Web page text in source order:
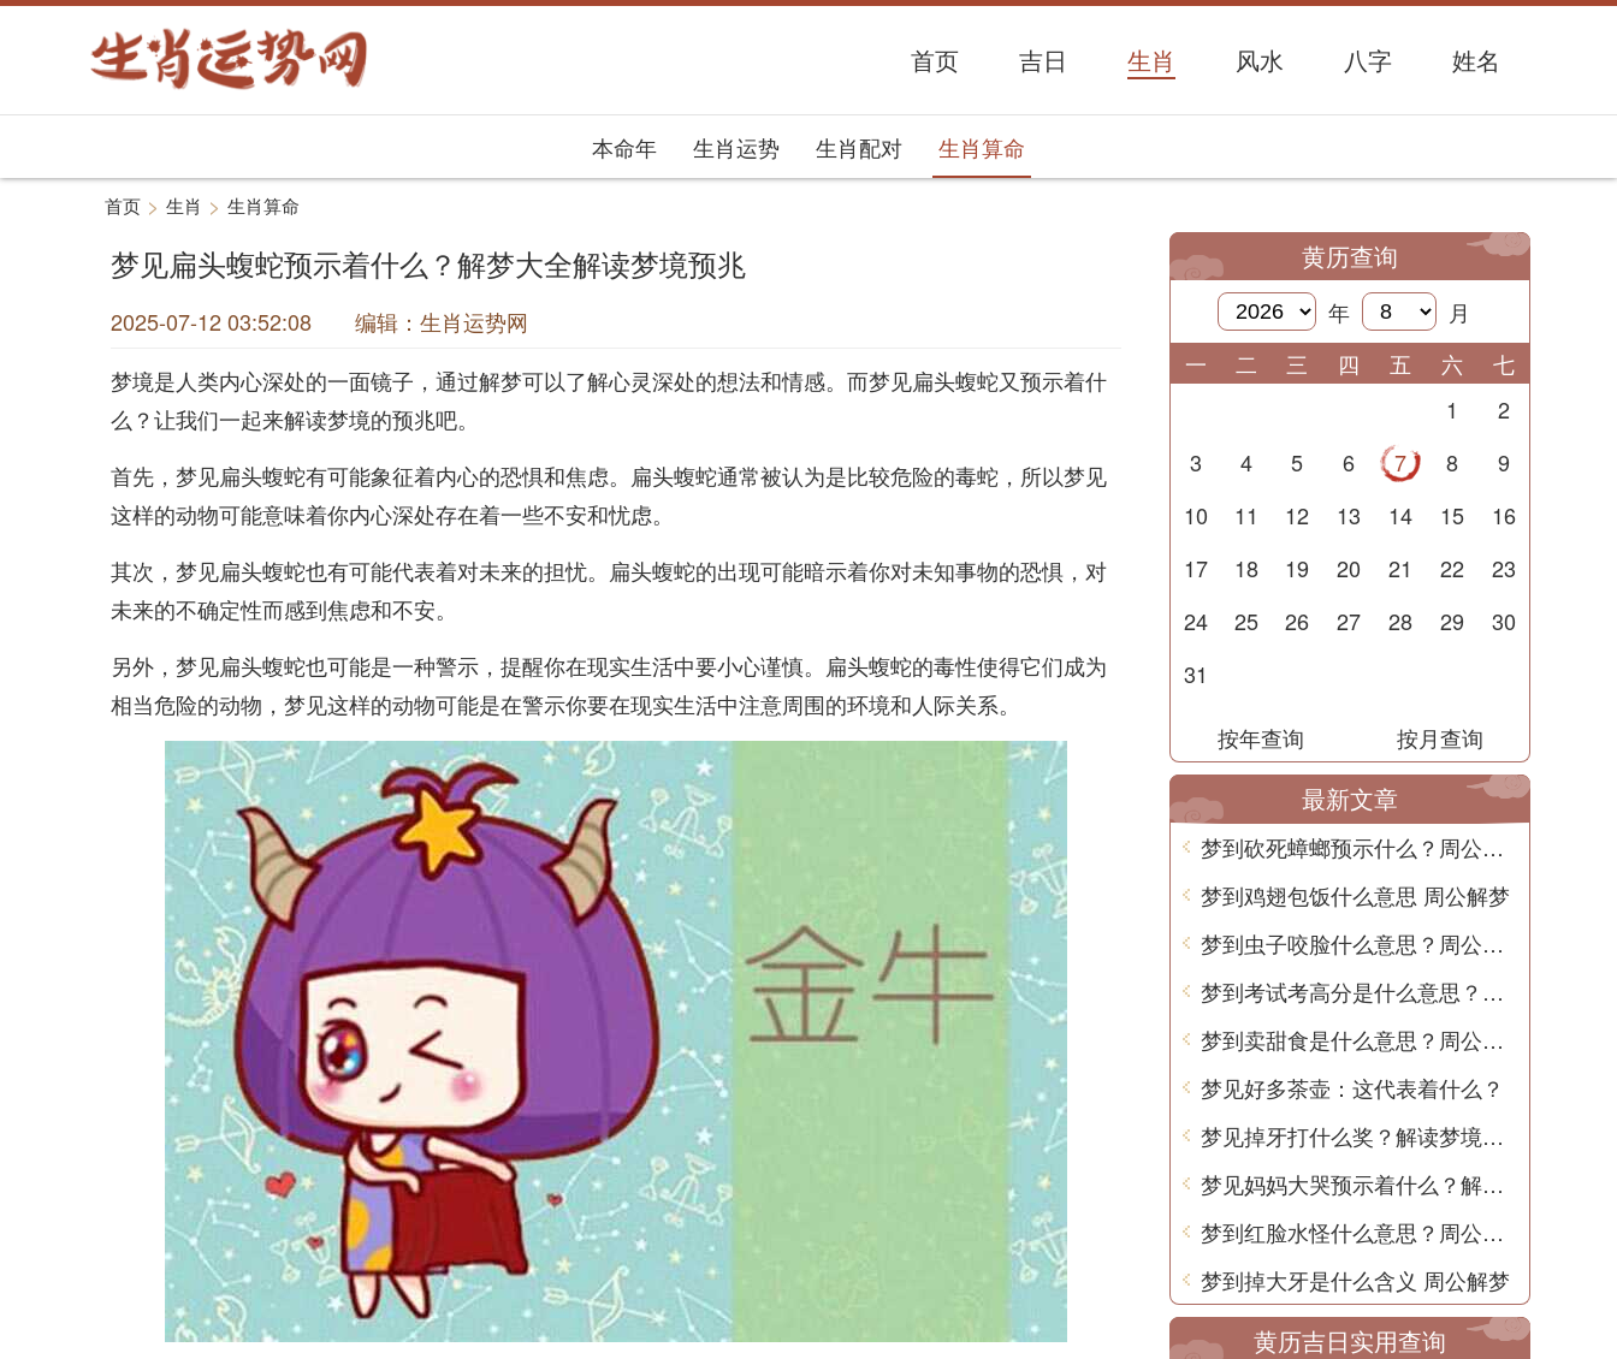
首页 吉日 生肖 风水 八字 姓名
本命年 生肖运势 生肖配对 生肖算命
首页 > 生肖 > 生肖算命
梦见扁头蝮蛇预示着什么？解梦大全解读梦境预兆
2025-07-12 03:52:08 编辑：生肖运势网
梦境是人类内心深处的一面镜子，通过解梦可以了解心灵深处的想法和情感。而梦见扁头蝮蛇又预示着什
么？让我们一起来解读梦境的预兆吧。
首先，梦见扁头蝮蛇有可能象征着内心的恐惧和焦虑。扁头蝮蛇通常被认为是比较危险的毒蛇，所以梦见
这样的动物可能意味着你内心深处存在着一些不安和忧虑。
其次，梦见扁头蝮蛇也有可能代表着对未来的担忧。扁头蝮蛇的出现可能暗示着你对未知事物的恐惧，对
未来的不确定性而感到焦虑和不安。
另外，梦见扁头蝮蛇也可能是一种警示，提醒你在现实生活中要小心谨慎。扁头蝮蛇的毒性使得它们成为
相当危险的动物，梦见这样的动物可能是在警示你要在现实生活中注意周围的环境和人际关系。
黄历查询
年
月
一
二 三 四 五 六
七
1
2
3
4 5 6 7 8
9
10
11 12 13 14 15
16
17
18 19 20 21 22
23
24
25 26 27 28 29
30
31
按年查询 按月查询
最新文章
梦到砍死蟑螂预示什么？周公解梦用中文告诉你
梦到鸡翅包饭什么意思 周公解梦
梦到虫子咬脸什么意思？周公解梦告诉你
梦到考试考高分是什么意思？周公解梦
梦到卖甜食是什么意思？周公解梦告诉你
梦见好多茶壶：这代表着什么？
梦见掉牙打什么奖？解读梦境背后的含义
梦见妈妈大哭预示着什么？解梦大全
梦到红脸水怪什么意思？周公解梦用中文解读
梦到掉大牙是什么含义 周公解梦
黄历吉日实用查询